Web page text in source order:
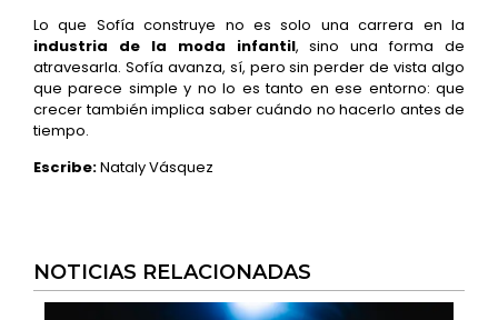
Lo que Sofía construye no es solo una carrera en la
industria de la moda infantil, sino una forma de
atravesarla. Sofía avanza, sí, pero sin perder de vista algo
que parece simple y no lo es tanto en ese entorno: que
crecer también implica saber cuándo no hacerlo antes de
tiempo.
Escribe:Nataly Vásquez
NOTICIAS RELACIONADAS